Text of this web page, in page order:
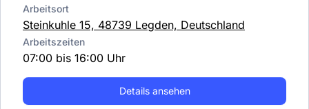
Arbeitsort
Steinkuhle 15, 48739 Legden, Deutschland
Arbeitszeiten
07:00 bis 16:00 Uhr
Details ansehen